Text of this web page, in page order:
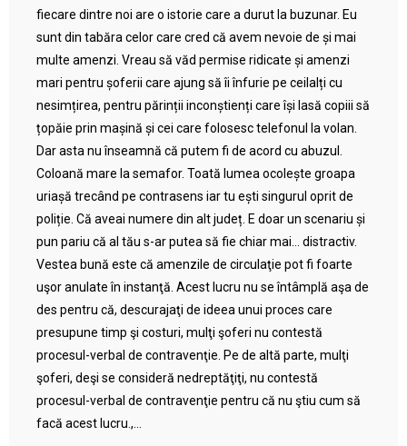
fiecare dintre noi are o istorie care a durut la buzunar. Eu
sunt din tabăra celor care cred că avem nevoie de și mai
multe amenzi. Vreau să văd permise ridicate și amenzi
mari pentru șoferii care ajung să îi înfurie pe ceilalți cu
nesimțirea, pentru părinții inconștienți care își lasă copiii să
țopăie prin mașină și cei care folosesc telefonul la volan.
Dar asta nu înseamnă că putem fi de acord cu abuzul.
Coloană mare la semafor. Toată lumea ocolește groapa
uriașă trecând pe contrasens iar tu ești singurul oprit de
poliție. Că aveai numere din alt județ. E doar un scenariu și
pun pariu că al tău s-ar putea să fie chiar mai… distractiv.
Vestea bună este că amenzile de circulaţie pot fi foarte
uşor anulate în instanţă. Acest lucru nu se întâmplă aşa de
des pentru că, descurajaţi de ideea unui proces care
presupune timp şi costuri, mulţi şoferi nu contestă
procesul-verbal de contravenţie. Pe de altă parte, mulţi
şoferi, deşi se consideră nedreptăţiţi, nu contestă
procesul-verbal de contravenţie pentru că nu ştiu cum să
facă acest lucru.,...